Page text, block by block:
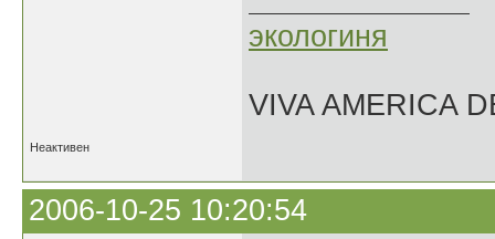
экологиня
VIVA AMERICA
Неактивен
2006-10-25 10:20:54